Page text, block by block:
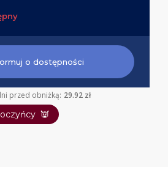
o dostępności
przed obniżką: 29.92 zł
👿